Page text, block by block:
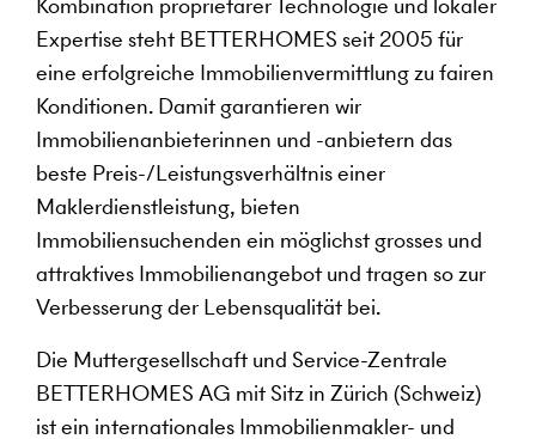
Expertise steht BETTERHOMES seit 2005 für
eine erfolgreiche Immobilienvermittlung zu fairen
Konditionen. Damit garantieren wir
Immobilienanbieterinnen und -anbietern das
beste Preis-/Leistungsverhältnis einer
Maklerdienstleistung, bieten
Immobiliensuchenden ein möglichst grosses und
attraktives Immobilienangebot und tragen so zur
Verbesserung der Lebensqualität bei.
Die Muttergesellschaft und Service-Zentrale
BETTERHOMES AG mit Sitz in Zürich (Schweiz)
ist ein internationales Immobilienmakler- und